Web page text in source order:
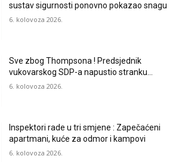
sustav sigurnosti ponovno pokazao snagu
6. kolovoza 2026.
Sve zbog Thompsona ! Predsjednik
vukovarskog SDP-a napustio stranku…
6. kolovoza 2026.
Inspektori rade u tri smjene : Zapečaćeni
apartmani, kuće za odmor i kampovi
6. kolovoza 2026.